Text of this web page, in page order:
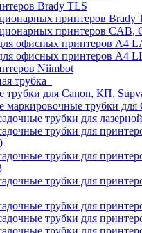
Brady TLS
принтеров Brady
принтеров CAB,
офисных принтеров А4
офисных принтеров А4
Niimbot
трубка
трубки для Canon, КП,
маркировочные трубки для
трубки для
трубки для
трубки для
трубки для
трубки для
трубки для
трубки для